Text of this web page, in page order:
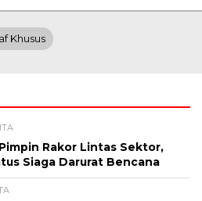
Khusus
Rakor Lintas Sektor,
Siaga Darurat Bencana